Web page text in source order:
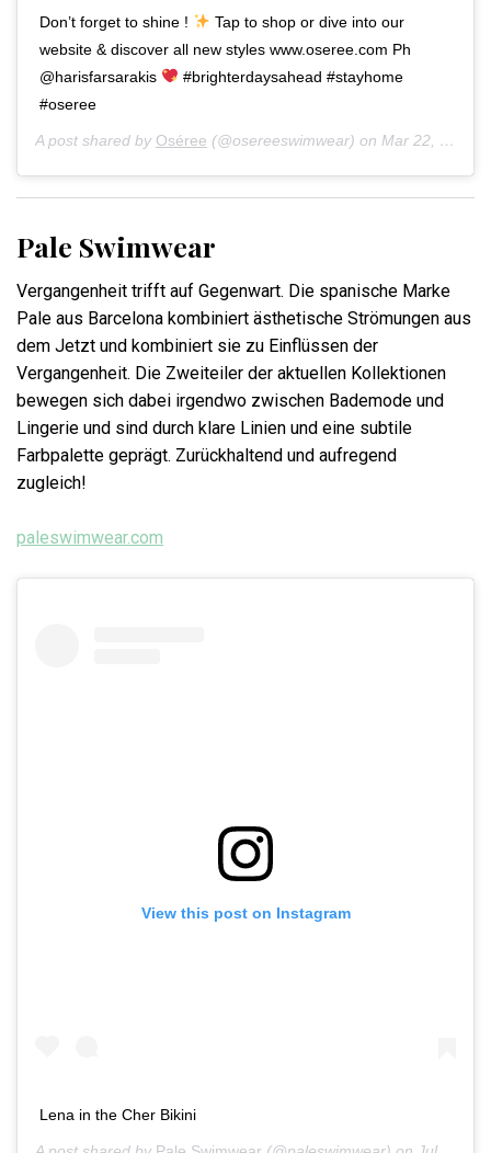
Don’t forget to shine !
Tap to shop or dive into our
website & discover all new styles www.oseree.com Ph
@harisfarsarakis
#brighterdaysahead #stayhome
#oseree
A post shared by Oséree (@osereeswimwear) on Mar 22, 2020 at 4:44am PDT
Pale Swimwear
Vergangenheit trifft auf Gegenwart. Die spanische Marke
Pale aus Barcelona kombiniert ästhetische Strömungen aus
dem Jetzt und kombiniert sie zu Einflüssen der
Vergangenheit. Die Zweiteiler der aktuellen Kollektionen
bewegen sich dabei irgendwo zwischen Bademode und
Lingerie und sind durch klare Linien und eine subtile
Farbpalette geprägt. Zurückhaltend und aufregend
zugleich!
paleswimwear.com
View this post on Instagram
Lena in the Cher Bikini